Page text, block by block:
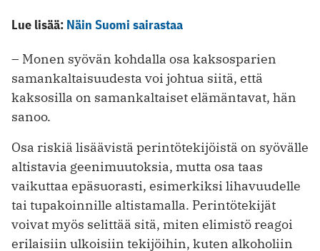
Lue lisää: Näin Suomi sairastaa
– Monen syövän kohdalla osa kaksosparien
samankaltaisuudesta voi johtua siitä, että
kaksosilla on samankaltaiset elämäntavat, hän
sanoo.
Osa riskiä lisäävistä perintötekijöistä on syövälle
altistavia geenimuutoksia, mutta osa taas
vaikuttaa epäsuorasti, esimerkiksi lihavuudelle
tai tupakoinnille altistamalla. Perintötekijät
voivat myös selittää sitä, miten elimistö reagoi
erilaisiin ulkoisiin tekijöihin, kuten alkoholiin